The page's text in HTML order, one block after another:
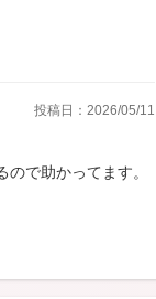
投稿日：2026/05/11
で助かってます。